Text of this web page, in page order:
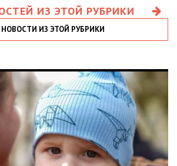
ИЗ ЭТОЙ РУБРИКИ
НОВОСТИ ИЗ ЭТОЙ РУБРИКИ